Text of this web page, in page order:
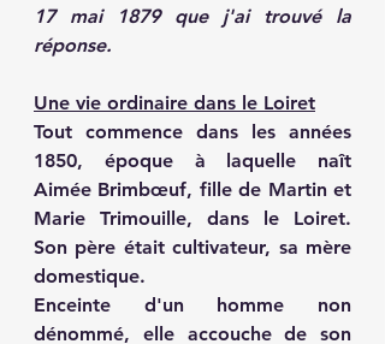
17 mai 1879 que j'ai trouvé la
réponse.
Une vie ordinaire dans le Loiret
Tout commence dans les années
1850, époque à laquelle naît
Aimée Brimbœuf, fille de Martin et
Marie Trimouille, dans le Loiret.
Son père était cultivateur, sa mère
domestique.
Enceinte d'un homme non
dénommé, elle accouche de son